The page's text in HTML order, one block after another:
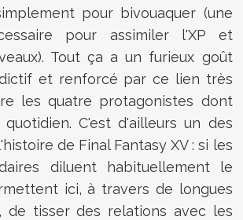
pour bivouaquer (une
pour assimiler l'XP et
Tout ça a un furieux goût
et renforcé par ce lien très
les quatre protagonistes dont
C'est d'ailleurs un des
de Final Fantasy XV : si les
diluent habituellement le
ici, à travers de longues
de tisser des relations avec les